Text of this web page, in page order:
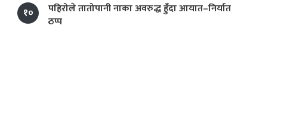
१०
पहिरोले तातोपानी नाका अवरुद्ध हुँदा आयात–निर्यात
ठप्प